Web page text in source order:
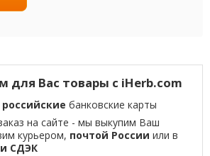
для Вас товары с iHerb.com
российские банковские карты
на сайте - мы выкупим Ваш
курьером, почтой России или в
СДЭК